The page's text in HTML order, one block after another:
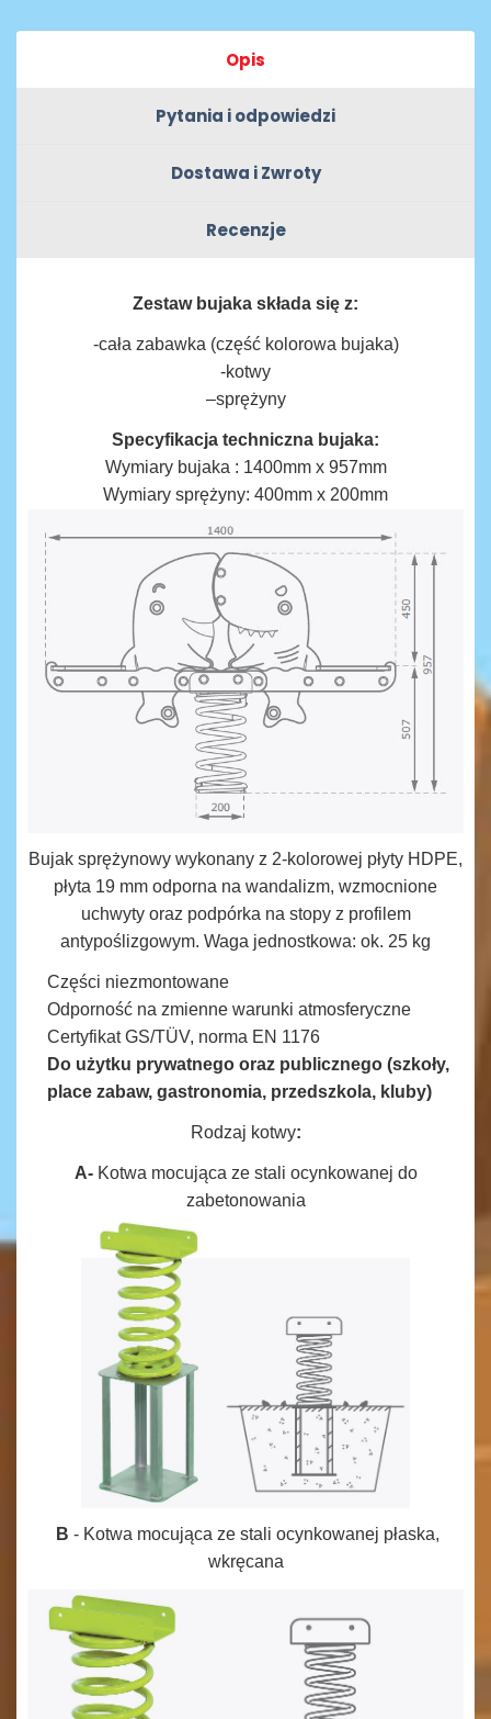
Opis
Pytania i odpowiedzi
Dostawa i Zwroty
Recenzje
Zestaw bujaka składa się z:
-cała zabawka (część kolorowa bujaka)
-kotwy
–sprężyny
Specyfikacja techniczna bujaka:
Wymiary bujaka : 1400mm x 957mm
Wymiary sprężyny: 400mm x 200mm
Bujak sprężynowy wykonany z 2-kolorowej płyty HDPE,
płyta 19 mm odporna na wandalizm, wzmocnione
uchwyty oraz podpórka na stopy z profilem
antypoślizgowym. Waga jednostkowa: ok. 25 kg
Części niezmontowane
Odporność na zmienne warunki atmosferyczne
Certyfikat GS/TÜV, norma EN 1176
Do użytku prywatnego oraz publicznego (szkoły,
place zabaw, gastronomia, przedszkola, kluby)
Rodzaj kotwy:
A- Kotwa mocująca ze stali ocynkowanej do
zabetonowania
B - Kotwa mocująca ze stali ocynkowanej płaska,
wkręcana